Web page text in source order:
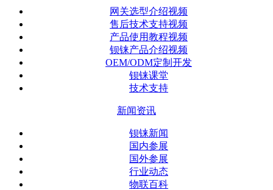
网关选型介绍视频
售后技术支持视频
产品使用教程视频
钡铼产品介绍视频
OEM/ODM定制开发
钡铼课堂
技术支持
新闻资讯
钡铼新闻
国内参展
国外参展
行业动态
物联百科